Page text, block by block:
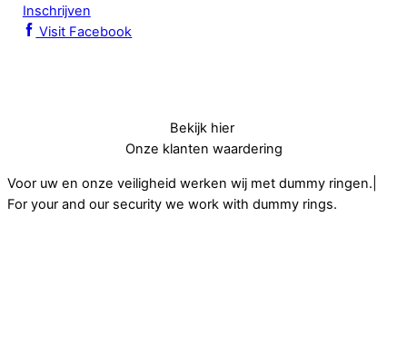
Inschrijven
Visit Facebook
Bekijk hier
Onze klanten waardering
Voor uw en onze veiligheid werken wij met dummy ringen.|
For your and our security we work with dummy rings.